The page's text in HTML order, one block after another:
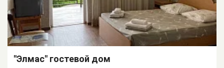
"Элмас" гостевой дом